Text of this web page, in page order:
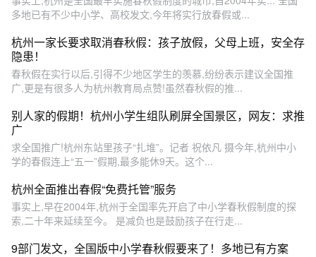
多地已有不少中小学、高校发文,今年将实行放春假或...
杭州一家长要求取消春秋假：孩子放假，父母上班，安全存
隐患！
春秋假在实行以后,引得不少地区学生的羡慕,纷纷表示建议全国推
广,更是有很多人为杭州教育局点赞!虽然春秋假的推...
别人家的假期！杭州小学生组队刷屏全国景区，网友：求推
广
求全国推广!杭州东站里孩子“扎堆”。记者 祝依凡 摄今年,杭州中小
学的春假连上“五一”假期,最多能休9天。这个...
杭州全面推出春假“免费托管”服务
事实上,早在2004年,杭州于全国率先开启了中小学春秋假制度的探
索,二十年来延续至今。 是减负也是鼓励孩子在行走...
9部门发文，全国版中小学春秋假要来了！多地已有方案